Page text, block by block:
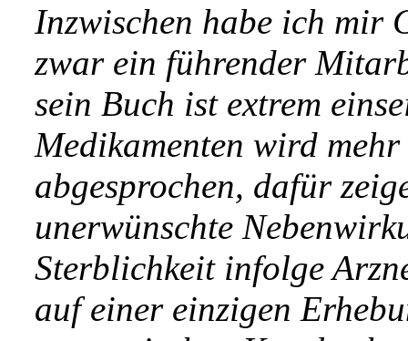
Inzwischen habe ich mir
zwar ein führender
sein Buch ist extrem
Medikamenten wird
abgesprochen, dafür
unerwünschte
Sterblichkeit infolge
auf einer einzigen